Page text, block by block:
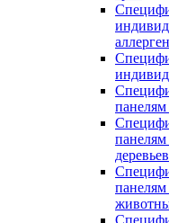
панелям
панелям
деревьев
панелям